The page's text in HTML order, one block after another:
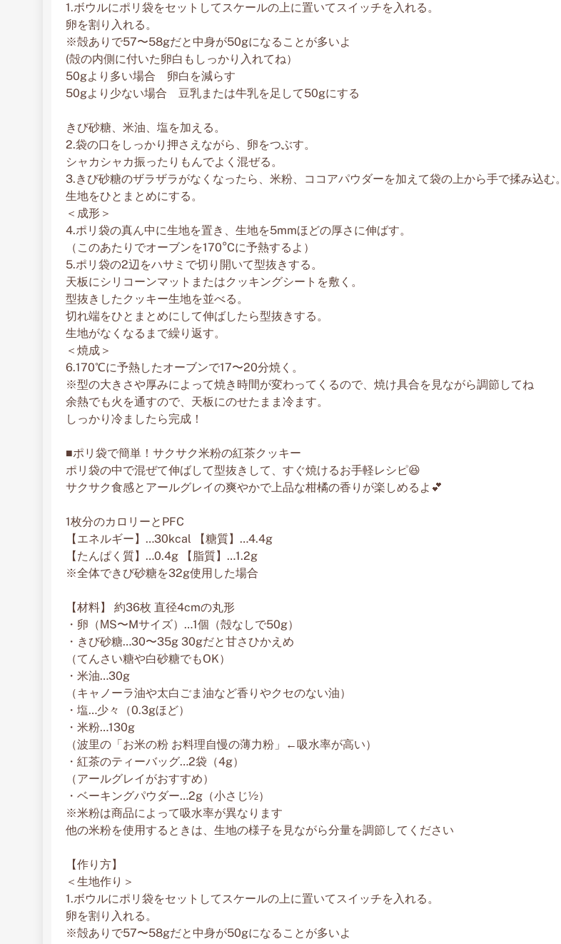
1.ボウルにポリ袋をセットしてスケールの上に置いてスイッチを入れる。
卵を割り入れる。
※殻ありで57〜58gだと中身が50gになることが多いよ
(殻の内側に付いた卵白もしっかり入れてね）
50gより多い場合 卵白を減らす
50gより少ない場合 豆乳または牛乳を足して50gにする
きび砂糖、米油、塩を加える。
2.袋の口をしっかり押さえながら、卵をつぶす。
シャカシャカ振ったりもんでよく混ぜる。
3.きび砂糖のザラザラがなくなったら、米粉、ココアパウダーを加えて袋の上から手で揉み込む。
生地をひとまとめにする。
＜成形＞
4.ポリ袋の真ん中に生地を置き、生地を5mmほどの厚さに伸ばす。
（このあたりでオーブンを170°Cに予熱するよ）
5.ポリ袋の2辺をハサミで切り開いて型抜きする。
天板にシリコーンマットまたはクッキングシートを敷く。
型抜きしたクッキー生地を並べる。
切れ端をひとまとめにして伸ばしたら型抜きする。
生地がなくなるまで繰り返す。
＜焼成＞
6.170℃に予熱したオーブンで17〜20分焼く。
※型の大きさや厚みによって焼き時間が変わってくるので、焼け具合を見ながら調節してね
余熱でも火を通すので、天板にのせたまま冷ます。
しっかり冷ましたら完成！
■ポリ袋で簡単！サクサク米粉の紅茶クッキー
ポリ袋の中で混ぜて伸ばして型抜きして、すぐ焼けるお手軽レシピ😆
サクサク食感とアールグレイの爽やかで上品な柑橘の香りが楽しめるよ💕
1枚分のカロリーとPFC
【エネルギー】…30kcal 【糖質】…4.4g
【たんぱく質】…0.4g 【脂質】…1.2g
※全体できび砂糖を32g使用した場合
【材料】 約36枚 直径4cmの丸形
・卵（МS〜Mサイズ）…1個（殻なしで50g）
・きび砂糖…30〜35g 30gだと甘さひかえめ
（てんさい糖や白砂糖でもOK）
・米油…30g
（キャノーラ油や太白ごま油など香りやクセのない油）
・塩…少々（0.3gほど）
・米粉…130g
（波里の「お米の粉 お料理自慢の薄力粉」←吸水率が高い）
・紅茶のティーバッグ…2袋（4g）
（アールグレイがおすすめ）
・ベーキングパウダー…2g（小さじ½）
※米粉は商品によって吸水率が異なります
他の米粉を使用するときは、生地の様子を見ながら分量を調節してください
【作り方】
＜生地作り＞
1.ボウルにポリ袋をセットしてスケールの上に置いてスイッチを入れる。
卵を割り入れる。
※殻ありで57〜58gだと中身が50gになることが多いよ